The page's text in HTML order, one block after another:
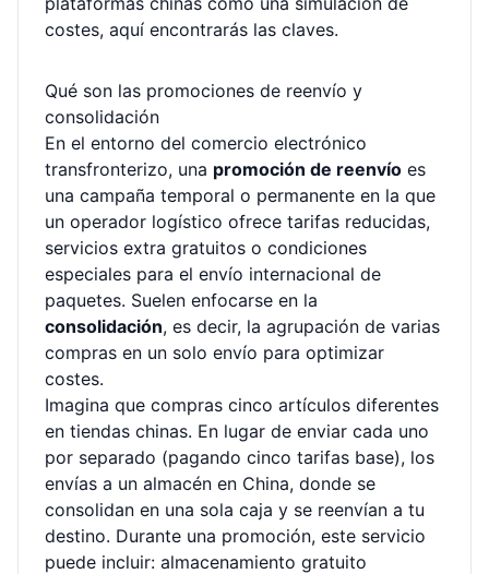
costes, aquí encontrarás las claves.
Qué son las promociones de reenvío y
consolidación
En el entorno del comercio electrónico
transfronterizo, una promoción de reenvío es
una campaña temporal o permanente en la que
un operador logístico ofrece tarifas reducidas,
servicios extra gratuitos o condiciones
especiales para el envío internacional de
paquetes. Suelen enfocarse en la
consolidación, es decir, la agrupación de varias
compras en un solo envío para optimizar
costes.
Imagina que compras cinco artículos diferentes
en tiendas chinas. En lugar de enviar cada uno
por separado (pagando cinco tarifas base), los
envías a un almacén en China, donde se
consolidan en una sola caja y se reenvían a tu
destino. Durante una promoción, este servicio
puede incluir: almacenamiento gratuito